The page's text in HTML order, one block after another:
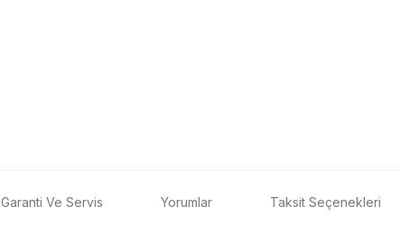
Garanti Ve Servis Yorumlar Taksit Seçenekleri